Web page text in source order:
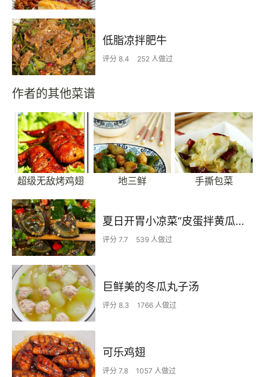
低脂凉拌肥牛
评分 8.4 252 人做过
作者的其他菜谱
超级无敌烤鸡翅 地三鲜 手撕包菜
夏日开胃小凉菜“皮蛋拌黄瓜🥒”开胃减脂
评分 7.7 539 人做过
巨鲜美的冬瓜丸子汤
评分 8.3 1766 人做过
可乐鸡翅
评分 7.8 1057 人做过